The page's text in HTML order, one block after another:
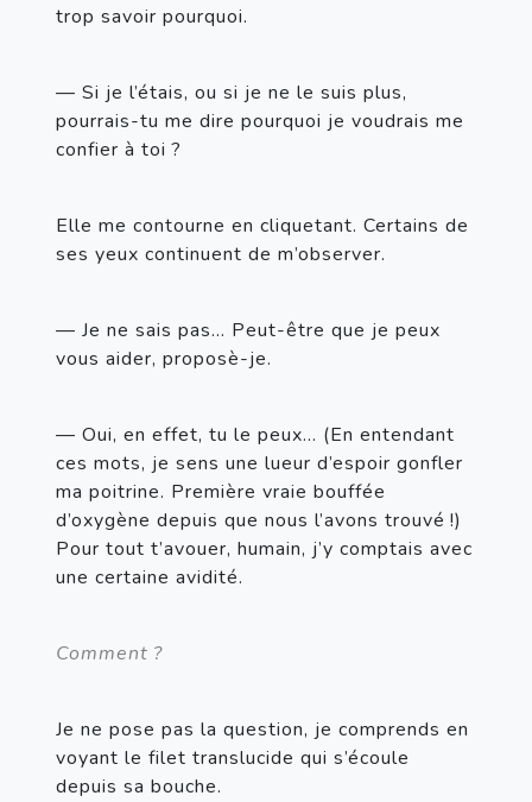
trop savoir pourquoi.
— Si je l’étais, ou si je ne le suis plus,
pourrais-tu me dire pourquoi je voudrais me
confier à toi ?
Elle me contourne en cliquetant. Certains de
ses yeux continuent de m’observer.
— Je ne sais pas… Peut-être que je peux
vous aider, proposè-je.
— Oui, en effet, tu le peux… (En entendant
ces mots, je sens une lueur d’espoir gonfler
ma poitrine. Première vraie bouffée
d’oxygène depuis que nous l’avons trouvé !)
Pour tout t’avouer, humain, j’y comptais avec
une certaine avidité.
Comment ?
Je ne pose pas la question, je comprends en
voyant le filet translucide qui s’écoule
depuis sa bouche.